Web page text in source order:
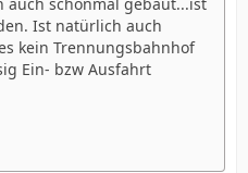
Ist natürlich auch
kein Trennungsbahnhof
Ein- bzw Ausfahrt